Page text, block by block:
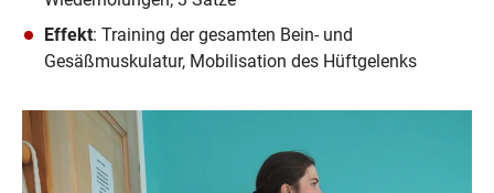
Effekt: Training der gesamten Bein- und
Gesäßmuskulatur, Mobilisation des Hüftgelenks